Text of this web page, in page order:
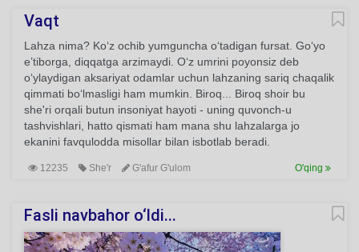
Vaqt
Lahza nima? Ko‘z ochib yumguncha o‘tadigan fursat. Go‘yo
e’tiborga, diqqatga arzimaydi. O‘z umrini poyonsiz deb
o‘ylaydigan aksariyat odamlar uchun lahzaning sariq chaqalik
qimmati bo‘lmasligi ham mumkin. Biroq... Biroq shoir bu
she'ri orqali butun insoniyat hayoti - uning quvonch-u
tashvishlari, hatto qismati ham mana shu lahzalarga jo
ekanini favqulodda misollar bilan isbotlab beradi.
12235 She'r G'afur G'ulom O'qing
Fasli navbahor o‘ldi...